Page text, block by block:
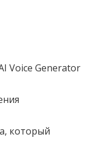
Voice Generator
который